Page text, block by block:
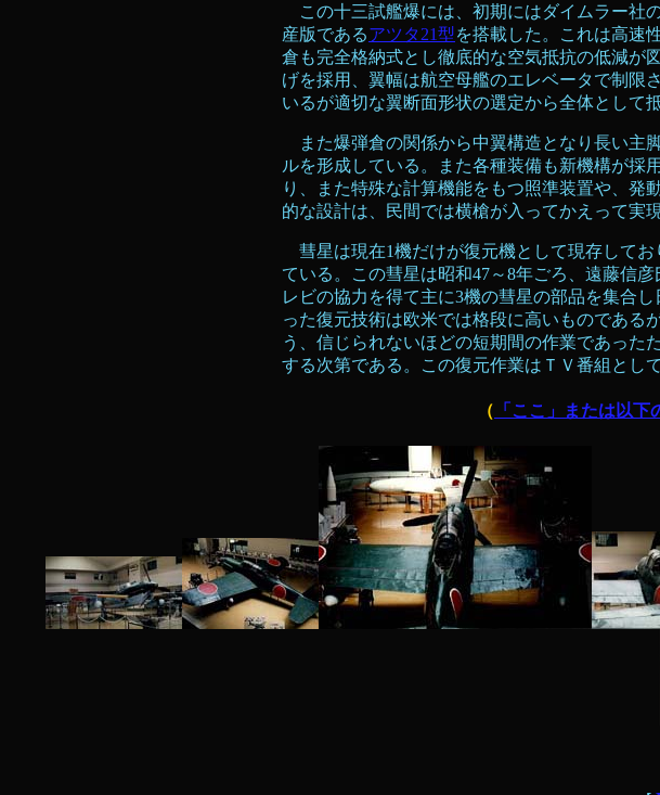
この十三試艦爆には、初期にはダイムラー社
産版であるアツタ21型を搭載した。これは高速
倉も完全格納式とし徹底的な空気抵抗の低減が
げを採用、翼幅は航空母艦のエレベータで制限
いるが適切な翼断面形状の選定から全体とし
また爆弾倉の関係から中翼構造となり長い主
ルを形成している。また各種装備も新機構が採
り、また特殊な計算機能をもつ照準装置や、発
的な設計は、民間では横槍が入ってかえって実
彗星は現在1機だけが復元機として現存して
ている。この彗星は昭和47～8年ごろ、遠藤信
レビの協力を得て主に3機の彗星の部品を集合
った復元技術は欧米では格段に高いものである
う、信じられないほどの短期間の作業であった
する次第である。この復元作業はＴＶ番組とし
（ 「ここ」または以